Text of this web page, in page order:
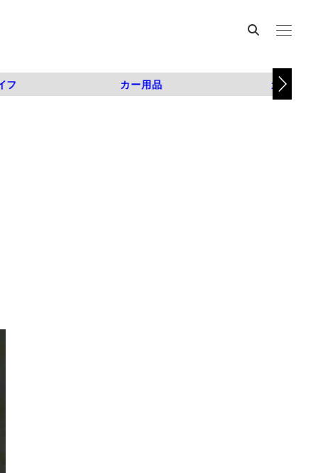
フ カー用品 カスタム